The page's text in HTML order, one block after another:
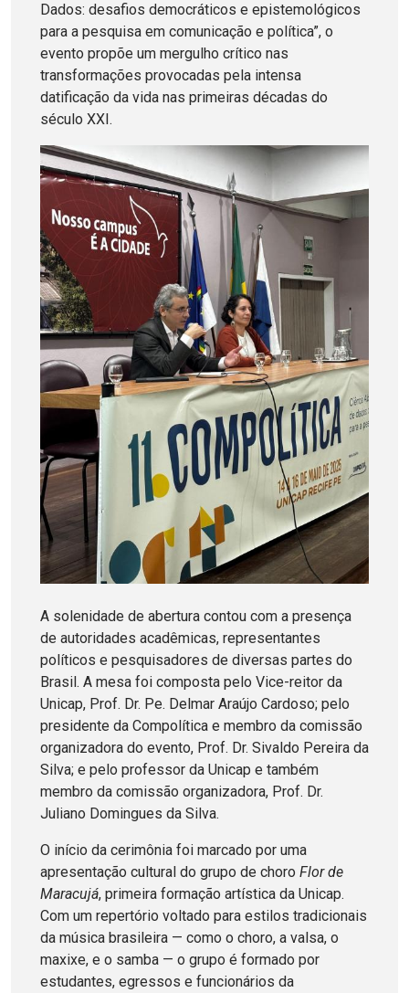
Dados: desafios democráticos e epistemológicos
para a pesquisa em comunicação e política”, o
evento propõe um mergulho crítico nas
transformações provocadas pela intensa
datificação da vida nas primeiras décadas do
século XXI.
A solenidade de abertura contou com a presença
de autoridades acadêmicas, representantes
políticos e pesquisadores de diversas partes do
Brasil. A mesa foi composta pelo Vice-reitor da
Unicap, Prof. Dr. Pe. Delmar Araújo Cardoso; pelo
presidente da Compolítica e membro da comissão
organizadora do evento, Prof. Dr. Sivaldo Pereira da
Silva; e pelo professor da Unicap e também
membro da comissão organizadora, Prof. Dr.
Juliano Domingues da Silva.
O início da cerimônia foi marcado por uma
apresentação cultural do grupo de choro Flor de
Maracujá, primeira formação artística da Unicap.
Com um repertório voltado para estilos tradicionais
da música brasileira — como o choro, a valsa, o
maxixe, e o samba — o grupo é formado por
estudantes, egressos e funcionários da